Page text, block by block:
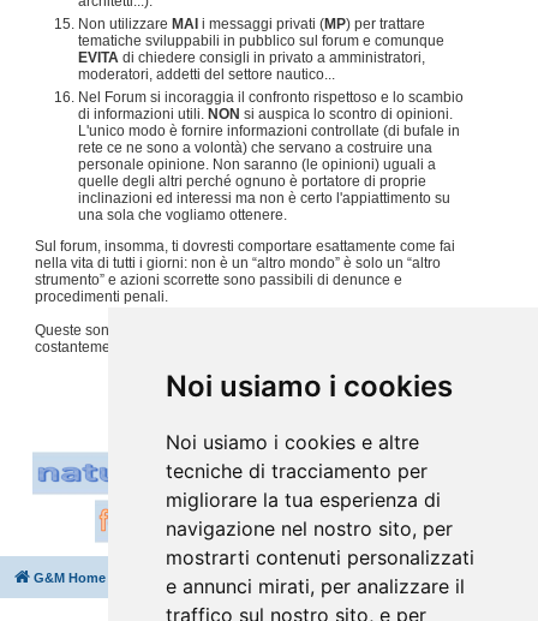
Noi usiamo i cookies
Noi usiamo i cookies e altre
tecniche di tracciamento per
migliorare la tua esperienza di
navigazione nel nostro sito, per
mostrarti contenuti personalizzati
e annunci mirati, per analizzare il
traffico sul nostro sito, e per
Non utilizzare MAI i messaggi privati (MP) per trattare
tematiche sviluppabili in pubblico sul forum e comunque
EVITA di chiedere consigli in privato a amministratori,
moderatori, addetti del settore nautico...
Nel Forum si incoraggia il confronto rispettoso e lo scambio
di informazioni utili. NON si auspica lo scontro di opinioni.
L'unico modo è fornire informazioni controllate (di bufale in
rete ce ne sono a volontà) che servano a costruire una
personale opinione. Non saranno (le opinioni) uguali a
quelle degli altri perché ognuno è portatore di proprie
inclinazioni ed interessi ma non è certo l'appiattimento su
una sola che vogliamo ottenere.
Sul forum, insomma, ti dovresti comportare esattamente come fai
nella vita di tutti i giorni: non è un “altro mondo” è solo un “altro
strumento” e azioni scorrette sono passibili di denunce e
procedimenti penali.
Queste sono solo alcune regole, per tutto il resto usiamo
costantemente
G&M Home Tutti gli orari sonoUTC+02:00
Cancella cookie